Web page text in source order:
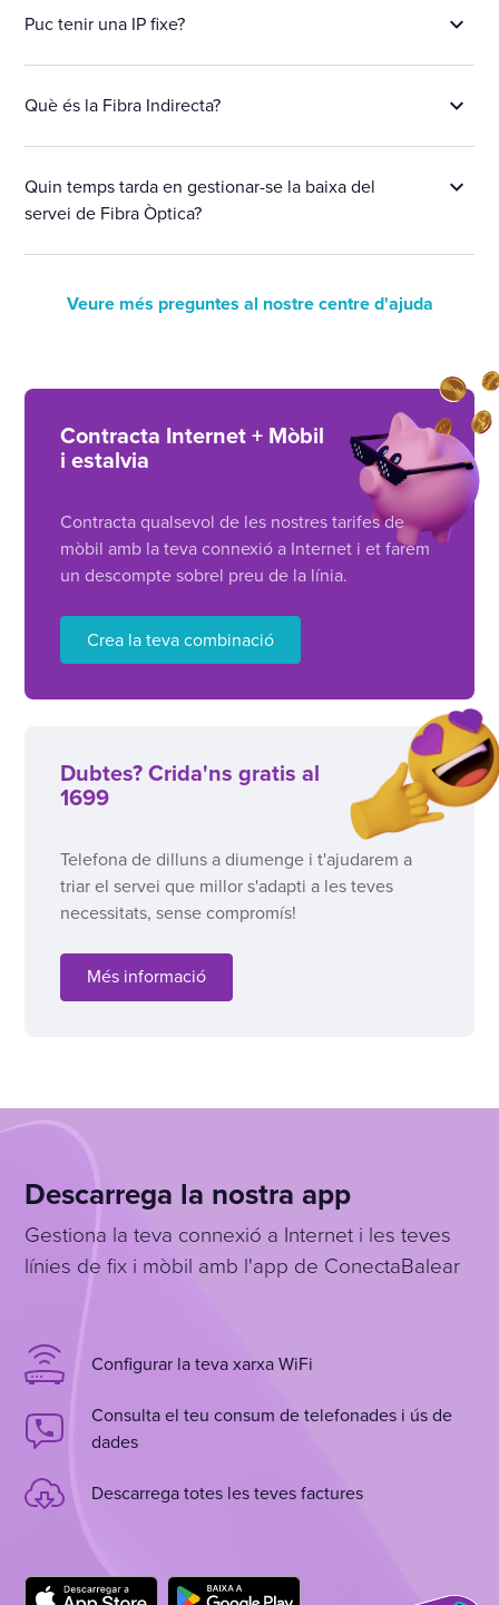
Puc tenir una IP fixe?
Què és la Fibra Indirecta?
Quin temps tarda en gestionar-se la baixa del
servei de Fibra Òptica?
Veure més preguntes al nostre centre d'ajuda
Contracta Internet + Mòbil
i estalvia
Contracta qualsevol de les nostres tarifes de
mòbil amb la teva connexió a Internet i et farem
un descompte sobrel preu de la línia.
Crea la teva combinació
Dubtes? Crida'ns gratis al
1699
Telefona de dilluns a diumenge i t'ajudarem a
triar el servei que millor s'adapti a les teves
necessitats, sense compromís!
Més informació
Descarrega la nostra app
Gestiona la teva connexió a Internet i les teves
línies de fix i mòbil amb l'app de ConectaBalear
Configurar la teva xarxa WiFi
Consulta el teu consum de telefonades i ús de
dades
Descarrega totes les teves factures